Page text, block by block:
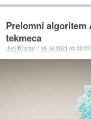
Prelomni algoritem
tekmeca
Jurij Kristan :: 18. jul 2021 ob 22:22